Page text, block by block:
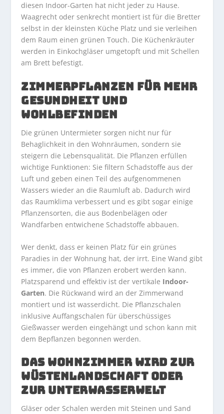
diesen Indoor-Garten hat nicht jeder zu Hause.
Waagrecht oder senkrecht montiert ist für die Bretter
selbst in der kleinsten Küche Platz und sie verleihen
dem Raum einen grünen Touch. Die Küchenkräuter
werden in Einkochgläser umgetopft und mit Schellen
am Brett befestigt.
ZIMMERPFLANZEN FÜR MEHR
GESUNDHEIT UND
WOHLBEFINDEN
Die grünen Untermieter sorgen nicht nur für
Behaglichkeit in den Wohnräumen, sondern sie
steigern die Lebensqualität. Die Pflanzen erfüllen
wichtige Funktionen: Sie filtern Schadstoffe aus der
Luft und geben einen Teil des aufgenommenen
Wassers wieder an die Raumluft ab. Dadurch wird
das Raumklima verbessert und es gibt sogar einige
Pflanzensorten, die aus Bodenbelägen oder
Wandfarben entwichene Schadstoffe abbauen.
Wer denkt, dass er keinen Platz für ein grünes
Paradies in der Wohnung hat, der irrt. Eine Wand gibt
es immer, die von Pflanzen erobert werden kann.
Platzsparend und effektiv ist der vertikale Indoor-
Garten. Die Rückwand wird an der Zimmerwand
montiert und ist wasserdicht. Die Pflanzschalen
inklusive Auffangschalen für überschüssiges
Gießwasser werden eingehängt und schon kann mit
dem Bepflanzen begonnen werden.
DAS WOHNZIMMER WIRD ZUR
WÜSTENLANDSCHAFT ODER
ZUR UNTERWASSERWELT
Gläser oder Schalen werden mit Steinen und Sand